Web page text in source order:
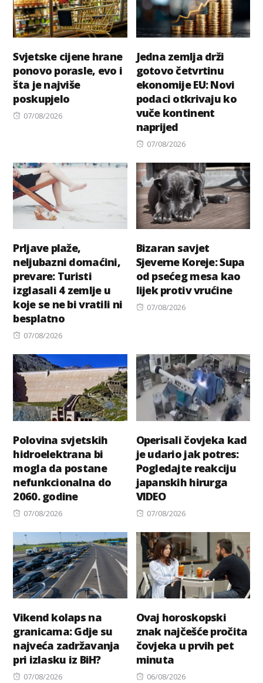
Svjetske cijene hrane
ponovo porasle, evo i
šta je najviše
poskupjelo
Posted
07/08/2026
Jedna zemlja drži
gotovo četvrtinu
ekonomije EU: Novi
podaci otkrivaju ko
vuče kontinent
naprijed
Posted
07/08/2026
Prljave plaže,
neljubazni domaćini,
prevare: Turisti
izglasali 4 zemlje u
koje se ne bi vratili ni
besplatno
Posted
07/08/2026
Bizaran savjet
Sjeverne Koreje: Supa
od psećeg mesa kao
lijek protiv vrućine
Posted
07/08/2026
Polovina svjetskih
hidroelektrana bi
mogla da postane
nefunkcionalna do
2060. godine
Posted
07/08/2026
Operisali čovjeka kad
je udario jak potres:
Pogledajte reakciju
japanskih hirurga
VIDEO
Posted
07/08/2026
Vikend kolaps na
granicama: Gdje su
najveća zadržavanja
pri izlasku iz BiH?
Posted
07/08/2026
Ovaj horoskopski
znak najčešće pročita
čovjeka u prvih pet
minuta
Posted
06/08/2026